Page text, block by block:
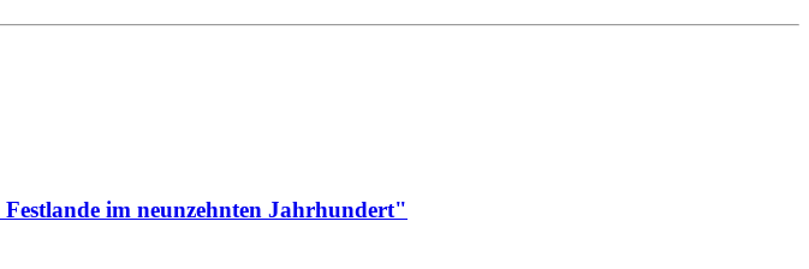
im neunzehnten Jahrhundert"